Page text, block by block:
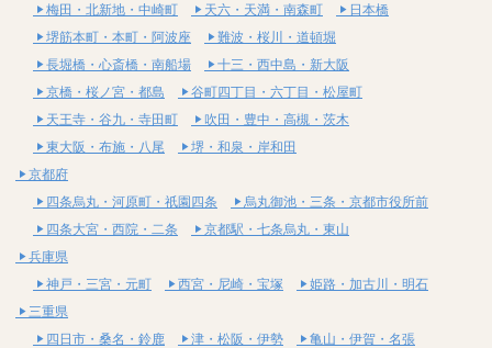
梅田・北新地・中崎町
天六・天満・南森町
日本橋
堺筋本町・本町・阿波座
難波・桜川・道頓堀
長堀橋・心斎橋・南船場
十三・西中島・新大阪
京橋・桜ノ宮・都島
谷町四丁目・六丁目・松屋町
天王寺・谷九・寺田町
吹田・豊中・高槻・茨木
東大阪・布施・八尾
堺・和泉・岸和田
京都府
四条烏丸・河原町・祇園四条
烏丸御池・三条・京都市役所前
四条大宮・西院・二条
京都駅・七条烏丸・東山
兵庫県
神戸・三宮・元町
西宮・尼崎・宝塚
姫路・加古川・明石
三重県
四日市・桑名・鈴鹿
津・松阪・伊勢
亀山・伊賀・名張